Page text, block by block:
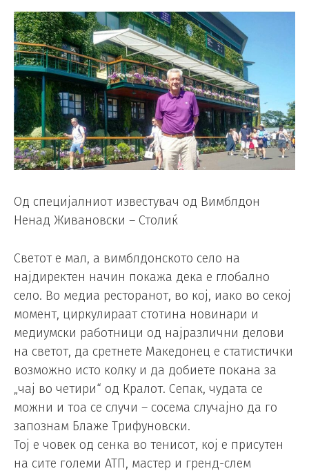
Од специјалниот известувач од Вимблдон
Ненад Живановски – Столиќ
Светот е мал, а вимблдонското село на
најдиректен начин покажа дека е глобално
село. Во медиа ресторанот, во кој, иако во секој
момент, циркулираат стотина новинари и
медиумски работници од најразлични делови
на светот, да сретнете Македонец е статистички
возможно исто колку и да добиете покана за
„чај во четири“ од Кралот. Сепак, чудата се
можни и тоа се случи – сосема случајно да го
запознам Блаже Трифуновски.
Тој е човек од сенка во тенисот, кој е присутен
на сите големи АТП, мастер и гренд-слем